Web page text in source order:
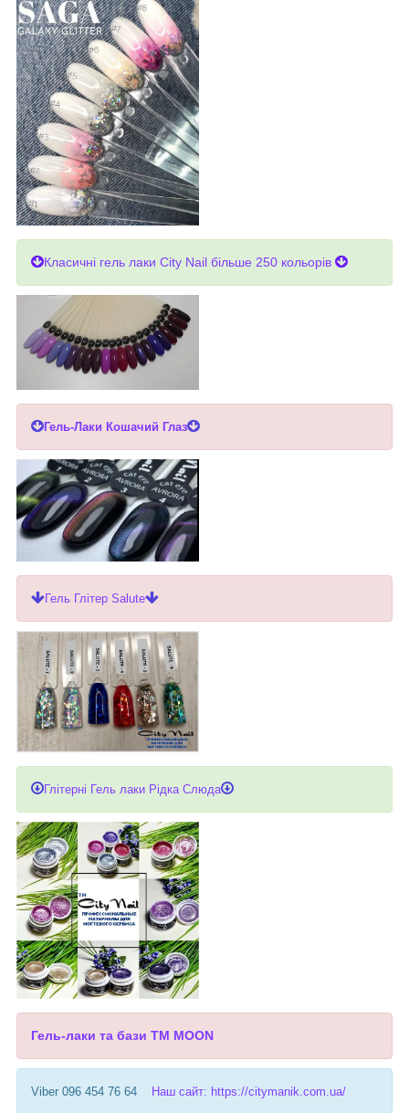
Класичні гель лаки City Nail більше 250 кольорів
Гель-Лаки Кошачий Глаз
Гель Глітер Salute
Глітерні Гель лаки Рідка Слюда
Гель-лаки та бази ТМ MOON
Viber 096 454 76 64 Наш сайт: https://citymanik.com.ua/